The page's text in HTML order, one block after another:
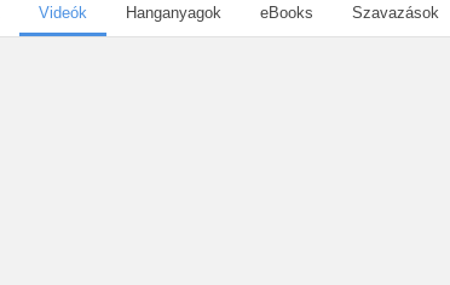
Videók Hanganyagok eBooks Szavazások